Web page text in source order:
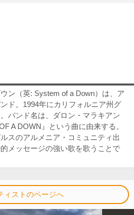
ン（英: System of a Down）は、ア
ド。1994年にカリフォルニア州グ
バンド名は、ダロン・マラキアン
A DOWN』という曲に由来する。
スのアルメニア・コミュニティ出
メッセージの強い歌を歌うことで
ィストのページへ